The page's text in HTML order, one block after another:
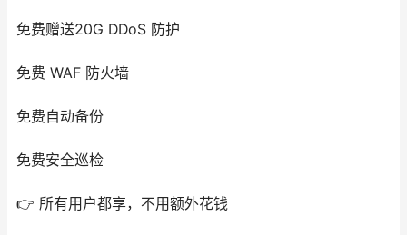
免费赠送20G DDoS 防护
免费 WAF 防火墙
免费自动备份
免费安全巡检
👉 所有用户都享，不用额外花钱